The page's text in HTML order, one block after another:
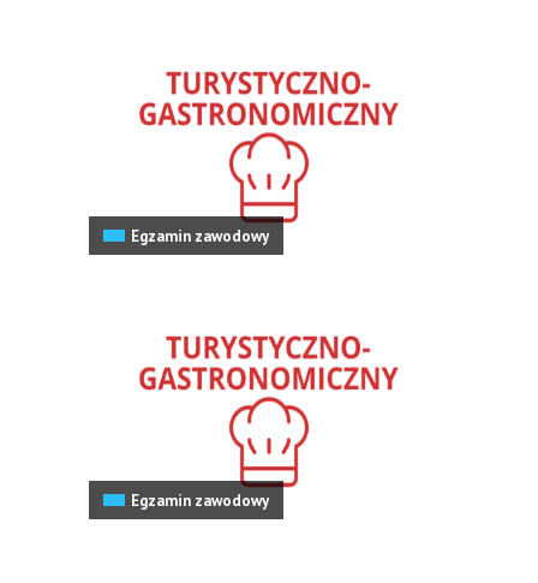
Egzamin zawodowy
Egzamin zawodowy